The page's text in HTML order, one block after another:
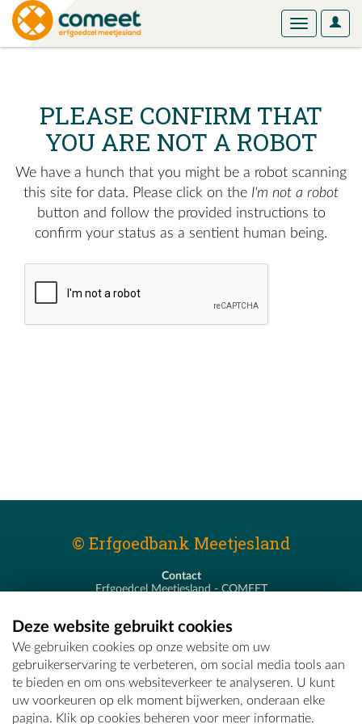
User
Toggle
PLEASE CONFIRM THAT
YOU ARE NOT A ROBOT
We have a hunch that you might be a robot scanning
this site for data. Please click on the I'm not a robot
button and follow the provided instructions to
confirm your status as a sentient human being.
© Erfgoedbank Meetjesland
Contact
Erfgoedcel Meetjesland - COMEET
T - 09 373 75 96
E -erfgoedcel@comeet.be
Deze website gebruikt cookies
We gebruiken cookies op onze website om uw
gebruikerservaring te verbeteren, om social media tools aan
te bieden en om ons websiteverkeer te analyseren. U kunt
uw voorkeuren op elk moment bijwerken, onderaan elke
pagina. Klik op cookies beheren voor meer informatie.